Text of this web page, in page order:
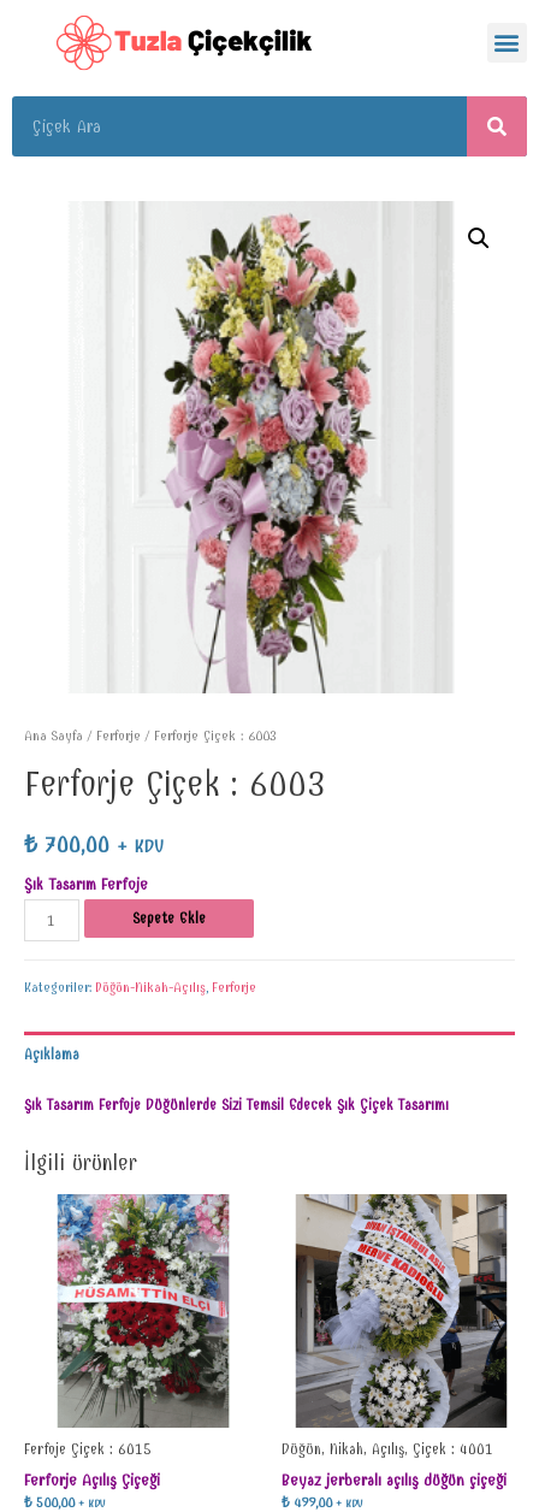
Ana Sayfa / Ferforje / Ferforje Çiçek : 6003
Ferforje Çiçek : 6003
₺700,00 + KDV
Şık Tasarım Ferfoje
Sepete Ekle
Kategoriler: Düğün-Nikah-Açılış, Ferforje
Açıklama
Şık Tasarım Ferfoje Düğünlerde Sizi Temsil Edecek Şık Çiçek Tasarımı
İlgili ürünler
Ferfoje Çiçek : 6015
Ferforje Açılış Çiçeği
₺500,00 + KDV
Düğün, Nikah, Açılış, Çiçek : 4001
Beyaz jerberalı açılış düğün çiçeği
₺ 499,00 + KDV